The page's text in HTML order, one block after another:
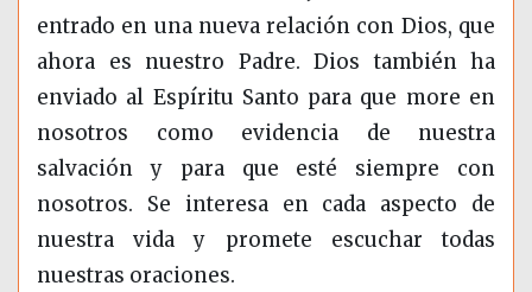
entrado en una nueva relación con Dios, que
ahora es nuestro Padre. Dios también ha
enviado al Espíritu Santo para que more en
nosotros como evidencia de nuestra
salvación y para que esté siempre con
nosotros. Se interesa en cada aspecto de
nuestra vida y promete escuchar todas
nuestras oraciones.